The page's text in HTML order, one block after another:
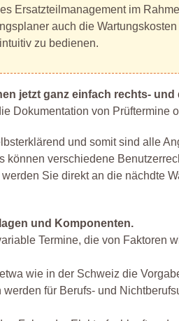
Ersatzteilmanagement im
auch die
zu bedienen.
jetzt ganz einfach rechts-
Dokumentation von Prüftermine
und somit sind alle
können verschiedene
Sie direkt an die nächdte
und Komponenten.
Termine, die von Faktoren
wie in der Schweiz die
für Berufs- und